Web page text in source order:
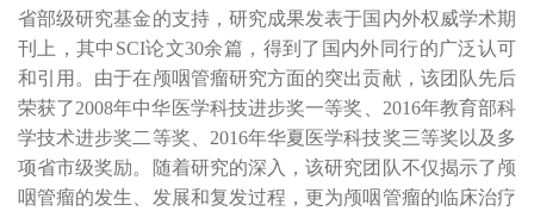
省部级研究基金的支持，研究成果发表于国内外权威学术期
刊上，其中 SCI论文30余篇，得到了国内外同行的广泛认可
和引用。由于在颅咽管瘤研究方面的突出贡献，该团队先后
荣获了2008年中华医学科技进步奖一等奖、 2016年教育部科
学技术进步奖二等奖、 2016年华夏医学科技奖三等奖以及多
项省市级奖励。随着研究的深入，该研究团队不仅揭示了颅
咽管瘤的发生、发展和复发过程，更为颅咽管瘤的临床治疗